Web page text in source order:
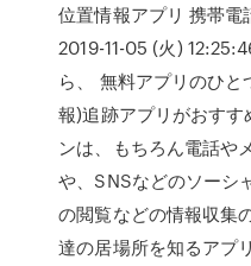
位置情報アプリ 携帯
2019-11-05 (火)
ら、 無料アプリのひ
報)追跡アプリがおす
ンは、もちろん電話や
や、SNSなどのソーシ
の閲覧などの情報収集
達の居場所を知るアプ